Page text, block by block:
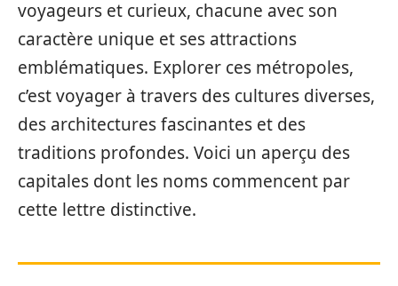
voyageurs et curieux, chacune avec son
caractère unique et ses attractions
emblématiques. Explorer ces métropoles,
c’est voyager à travers des cultures diverses,
des architectures fascinantes et des
traditions profondes. Voici un aperçu des
capitales dont les noms commencent par
cette lettre distinctive.